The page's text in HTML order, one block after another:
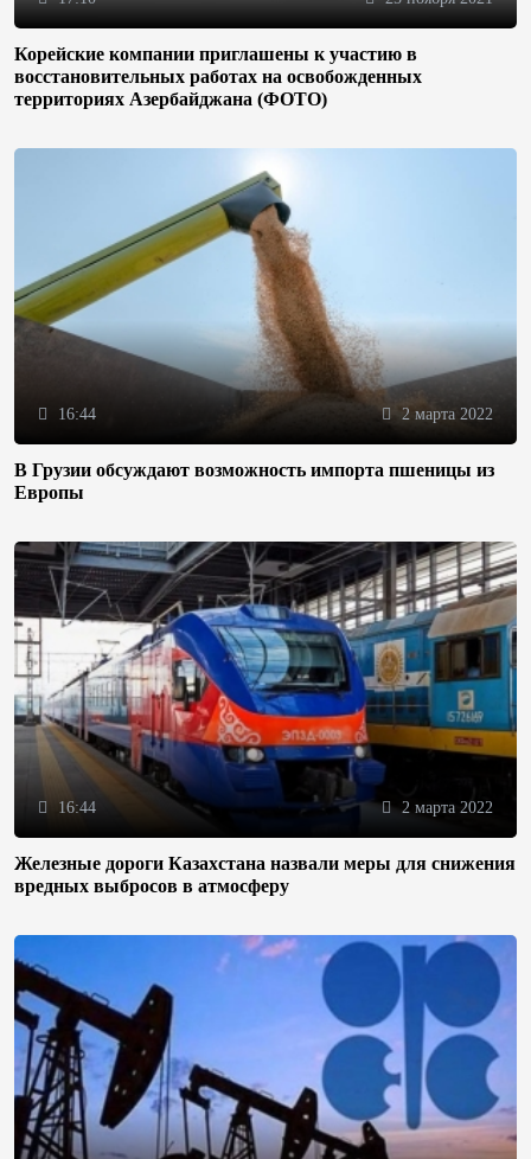
Корейские компании приглашены к участию в
восстановительных работах на освобожденных
территориях Азербайджана (ФОТО)
16:44 2 марта 2022
В Грузии обсуждают возможность импорта пшеницы из
Европы
16:44 2 марта 2022
Железные дороги Казахстана назвали меры для снижения
вредных выбросов в атмосферу